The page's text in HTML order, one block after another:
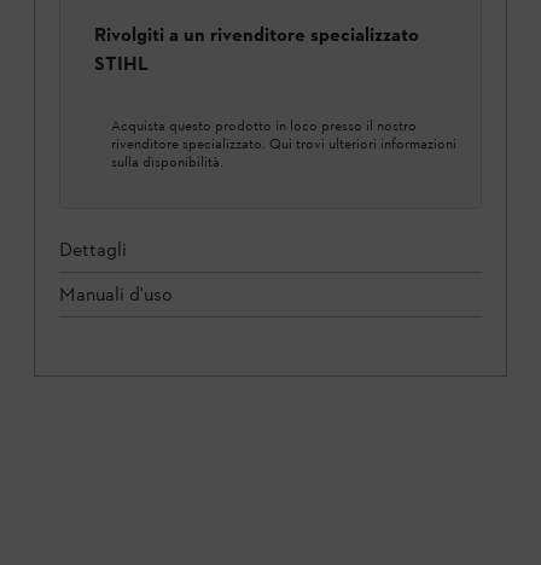
Rivolgiti a un rivenditore specializzato
STIHL
Acquista questo prodotto in loco presso il nostro
rivenditore specializzato. Qui trovi ulteriori informazioni
sulla disponibilità.
Dettagli
Manuali d'uso